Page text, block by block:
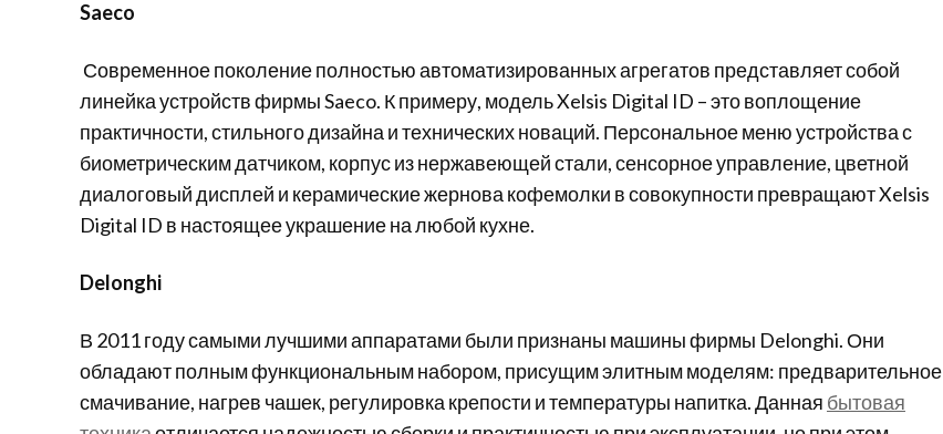
Saeco
Современное поколение полностью автоматизированных агрегатов представляет собой
линейка устройств фирмы Saeco. К примеру, модель Xelsis Digital ID – это воплощение
практичности, стильного дизайна и технических новаций. Персональное меню устройства с
биометрическим датчиком, корпус из нержавеющей стали, сенсорное управление, цветной
диалоговый дисплей и керамические жернова кофемолки в совокупности превращают Xelsis
Digital ID в настоящее украшение на любой кухне.
Delonghi
В 2011 году самыми лучшими аппаратами были признаны машины фирмы Delonghi. Они
обладают полным функциональным набором, присущим элитным моделям: предварительное
смачивание, нагрев чашек, регулировка крепости и температуры напитка. Данная бытовая